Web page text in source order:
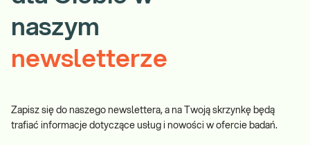
naszym
newsletterze
Zapisz się do naszego newslettera, a na Twoją skrzynkę będą
trafiać informacje dotyczące usług i nowości w ofercie badań.